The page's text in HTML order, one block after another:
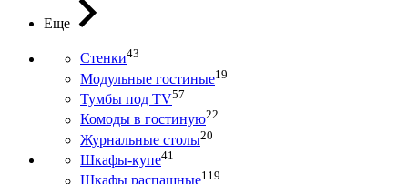
Еще
Стенки43
Модульные гостиные19
Тумбы под ТV57
Комоды в гостиную22
Журнальные столы20
Шкафы-купе41
Шкафы распашные119